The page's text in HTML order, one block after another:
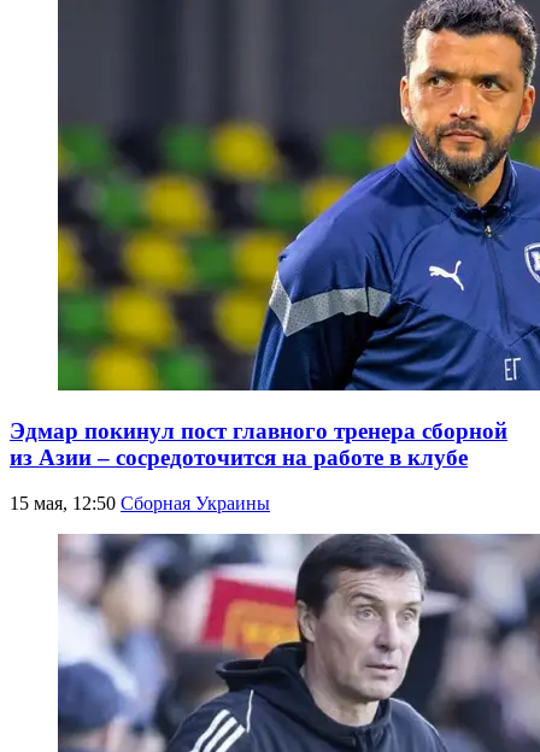
Эдмар покинул пост главного тренера сборной
из Азии – сосредоточится на работе в клубе
15 мая, 12:50 Сборная Украины